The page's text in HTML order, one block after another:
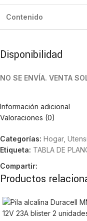
Contenido
Disponibilidad
NO SE ENVÍA. VENTA
Información adicional
Valoraciones (0)
Categorías: Hogar,
Etiqueta: TABLA DE
Compartir:
Productos